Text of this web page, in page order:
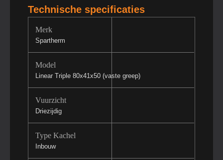
Technische specificaties
Merk
Spartherm
Model
Linear Triple 80x41x50 (vaste greep)
Vuurzicht
Driezijdig
Type Kachel
Inbouw